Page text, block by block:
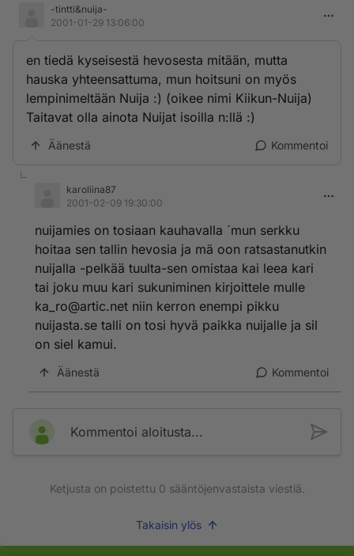
-tintti&nuija-
2001-01-29 13:06:00
en tiedä kyseisestä hevosesta mitään, mutta
hauska yhteensattuma, mun hoitsuni on myös
lempinimeltään Nuija :) (oikee nimi Kiikun-Nuija)
Taitavat olla ainota Nuijat isoilla n:llä :)
Äänestä Kommentoi
karoliina87
2001-02-09 19:30:00
nuijamies on tosiaan kauhavalla ´mun serkku
hoitaa sen tallin hevosia ja mä oon ratsastanutkin
nuijalla -pelkää tuulta-sen omistaa kai leea kari
tai joku muu kari sukuniminen kirjoittele mulle
ka_ro@artic.net niin kerron enempi pikku
nuijasta.se talli on tosi hyvä paikka nuijalle ja sil
on siel kamui.
Äänestä Kommentoi
Kommentoi aloitusta...
Ketjusta on poistettu 0 sääntöjenvastaista viestiä.
Takaisin ylös